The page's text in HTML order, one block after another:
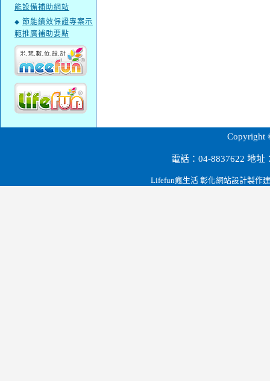
能設備補助網站
◆ 節能績效保證專案示
範推廣補助要點
Copyright
電話：04-8837622 地
Lifefun瘋生活 彰化網站設計製作